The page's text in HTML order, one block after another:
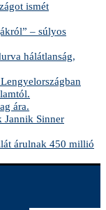
ismét
– súlyos
hálátlanság,
ára.
Jannik Sinner
árulnak 450 millió